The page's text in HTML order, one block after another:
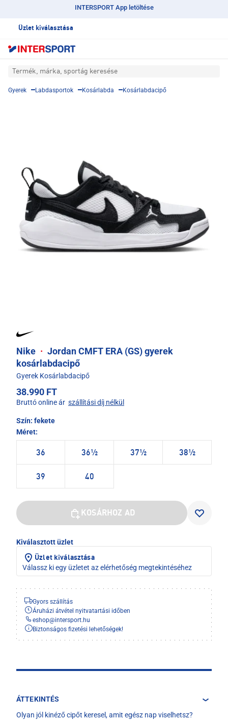
INTERSPORT App letöltése
Üzlet kiválasztása
Termék, márka, sportág keresése
Gyerek Labdasportok Kosárlabda Kosárlabdacipő
Nike · Jordan CMFT ERA (GS) gyerek
kosárlabdacipő
Gyerek Kosárlabdacipő
38.990 FT
Bruttó online ár szállítási díj nélkül
Szín: fekete
Méret:
36 36½ 37½ 38½
39 40
KOSÁRHOZ AD
Kiválasztott üzlet
Üzlet kiválasztása
Válassz ki egy üzletet az elérhetőség megtekintéséhez
Gyors szállítás
Áruházi átvétel nyitvatartási időben
eshop@intersport.hu
Biztonságos fizetési lehetőségek!
ÁTTEKINTÉS
Olyan jól kinéző cipőt keresel, amit egész nap viselhetsz?